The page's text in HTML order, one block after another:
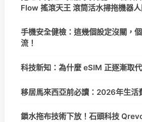
Flow 搖滾天王 滾筒活水掃拖機器人
手機安全健檢：這幾個設定沒關，
流！
科技新知：為什麼 eSIM 正逐漸取
移居馬來西亞前必讀：2026年生活
鎖水拖布技術下放！石頭科技